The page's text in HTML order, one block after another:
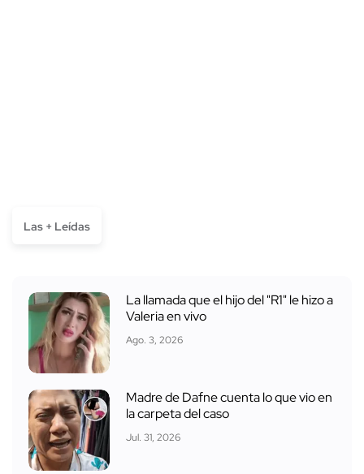
Las + Leídas
La llamada que el hijo del "R1" le hizo a
Valeria en vivo
Ago. 3, 2026
Madre de Dafne cuenta lo que vio en
la carpeta del caso
Jul. 31, 2026